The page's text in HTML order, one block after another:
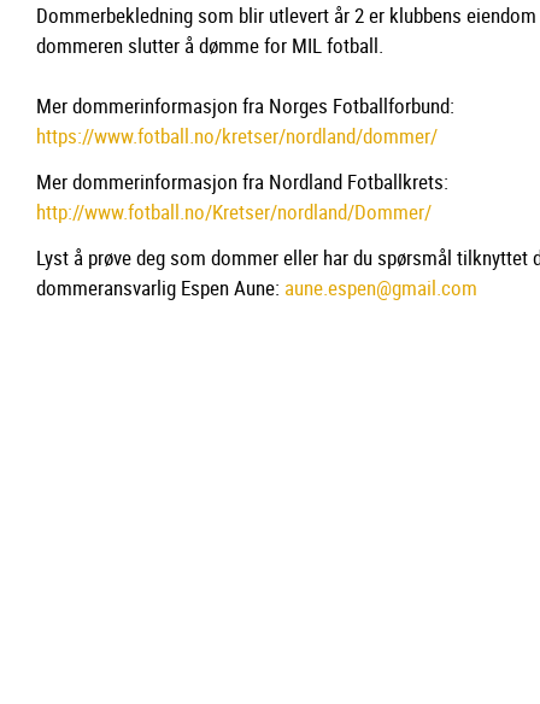
Dommerbekledning som blir utlevert år 2 er klubbens
dommeren slutter å dømme for MIL fotball.
Mer dommerinformasjon fra Norges Fotballforbund:
https://www.fotball.no/kretser/nordland/dommer/
Mer dommerinformasjon fra Nordland Fotballkrets:
http://www.fotball.no/Kretser/nordland/Dommer/
Lyst å prøve deg som dommer eller har du spørsmål
dommeransvarlig Espen Aune: aune.espen@gmail.com